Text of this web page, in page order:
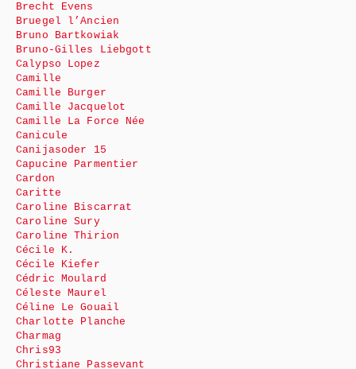
Brecht Evens
Bruegel l’Ancien
Bruno Bartkowiak
Bruno-Gilles Liebgott
Calypso Lopez
Camille
Camille Burger
Camille Jacquelot
Camille La Force Née
Canicule
Canijasoder 15
Capucine Parmentier
Cardon
Caritte
Caroline Biscarrat
Caroline Sury
Caroline Thirion
Cécile K.
Cécile Kiefer
Cédric Moulard
Céleste Maurel
Céline Le Gouail
Charlotte Planche
Charmag
Chris93
Christiane Passevant